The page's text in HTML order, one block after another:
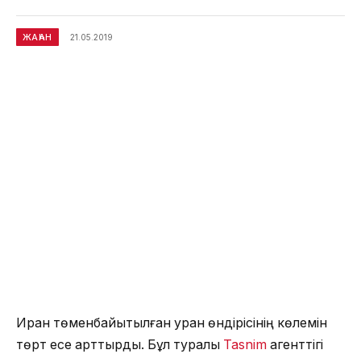
ЖАҺАН 21.05.2019
Иран төменбайытылған уран өндірісінің көлемін
төрт есе арттырды. Бұл туралы Tasnim агенттігі